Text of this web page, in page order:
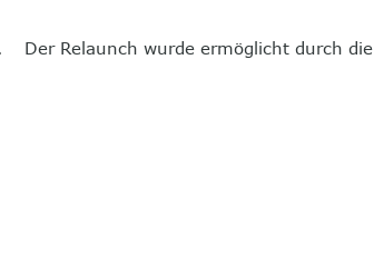
Der Relaunch wurde ermöglicht durch die